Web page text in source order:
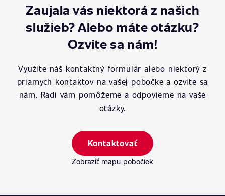
Zaujala vás niektorá z našich
služieb? Alebo máte otázku?
Ozvite sa nám!
Využite náš kontaktný formulár alebo niektorý z
priamych kontaktov na vašej pobočke a ozvite sa
nám. Radi vám pomôžeme a odpovieme na vaše
otázky.
Kontaktovať
Zobraziť mapu pobočiek